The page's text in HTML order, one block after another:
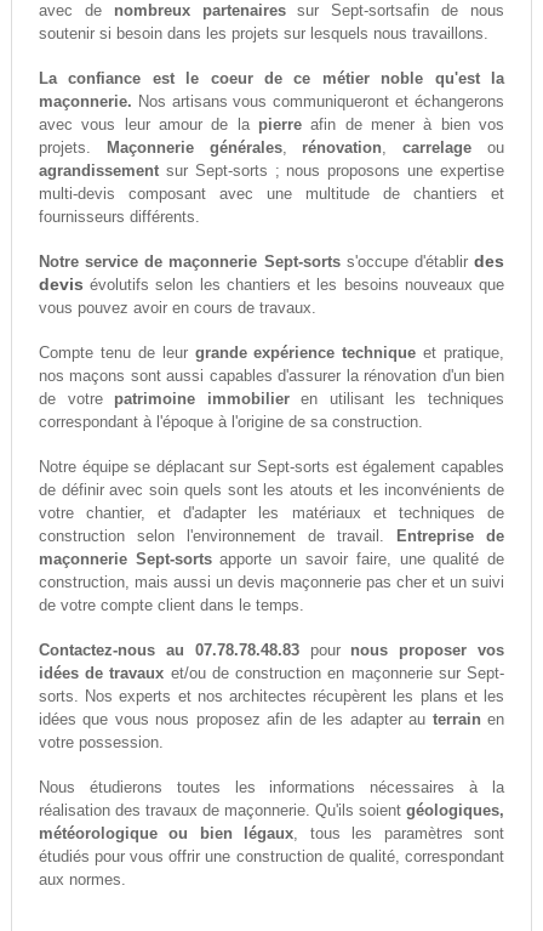
avec de nombreux partenairessur Sept-sortsafin de nous
soutenir si besoin dans les projets sur lesquels nous travaillons.
La confiance est le coeur de ce métier noble qu'est la
maçonnerie. Nos artisans vous communiqueront et échangerons
avec vous leur amour de la pierre afin de mener à bien vos
projets.
Maçonnerie générales, rénovation,carrelage ou
agrandissementsur Sept-sorts ; nous proposons une expertise
multi-devis composant avec une multitude de chantiers et
fournisseurs différents.
Notre service de maçonnerie Sept-sortss'occupe d'établirdes
devis évolutifs selon les chantiers et les besoins nouveaux que
vous pouvez avoir en cours de travaux.
Compte tenu de leur grande expérience technique et pratique,
nos maçons sont aussi capables d'assurer la rénovation d'un bien
de votre patrimoine immobilieren utilisant les techniques
correspondant à l'époque à l'origine de sa construction.
Notre équipe se déplacant sur Sept-sorts est également capables
de définir avec soin quels sont les atouts et les inconvénients de
votre chantier, et d'adapter les matériaux et techniques de
construction selon l'environnement de travail.
Entreprise de
maçonnerie Sept-sortsapporte un savoir faire, une qualité de
construction, mais aussi un devis maçonnerie pas cher et un suivi
de votre compte client dans le temps.
Contactez-nous au 07.78.78.48.83pour nous proposer vos
idées de travaux et/ou de construction en maçonnerie sur Sept-
sorts. Nos experts et nos architectes récupèrent les plans et les
idées que vous nous proposez afin de les adapter au terrain en
votre possession.
Nous étudierons toutes les informations nécessaires à la
réalisation des travaux de maçonnerie. Qu'ils soientgéologiques,
météorologique ou bien légaux, tous les paramètres sont
étudiés pour vous offrir une construction de qualité, correspondant
aux normes.